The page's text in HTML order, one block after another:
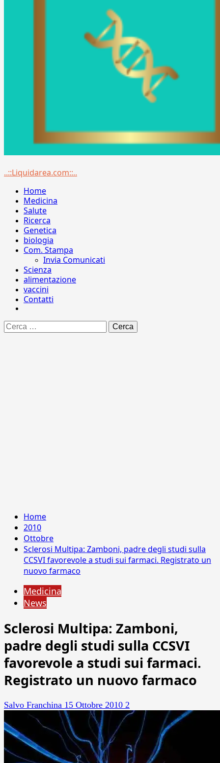
Menu
..::Liquidarea.com::..
Home
Medicina
Salute
Ricerca
Genetica
biologia
Com. Stampa
Invia Comunicati
Scienza
alimentazione
vaccini
Contatti
Ricerca
per:
Home
2010
Ottobre
Sclerosi Multipa: Zamboni, padre degli studi sulla
CCSVI favorevole a studi sui farmaci. Registrato un
nuovo farmaco
Medicina
News
Sclerosi Multipa: Zamboni,
padre degli studi sulla CCSVI
favorevole a studi sui farmaci.
Registrato un nuovo farmaco
Salvo Franchina 15 Ottobre 2010 2